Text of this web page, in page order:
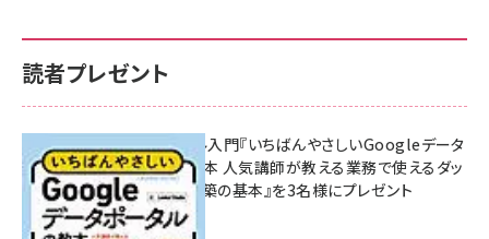
読者プレゼント
無料BIツール入門『いちばんやさしいGoogleデータ
ポータルの教本 人気講師が教える業務で使えるダッ
シュボード構築の基本』を3名様にプレゼント
7月31日 10:00